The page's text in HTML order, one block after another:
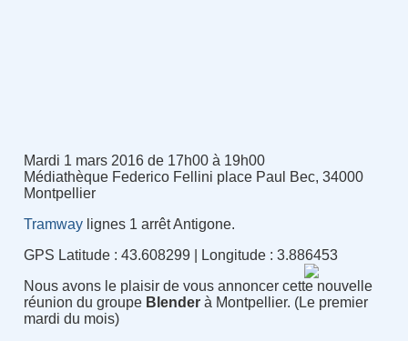
Mardi 1 mars 2016 de 17h00 à 19h00
Médiathèque Federico Fellini place Paul Bec, 34000
Montpellier
Tramwaylignes 1 arrêt Antigone.
GPS Latitude : 43.608299 | Longitude : 3.886453
Nous avons le plaisir de vous annoncer cette nouvelle
réunion du groupe Blenderà Montpellier. (Le premier
mardi du mois)